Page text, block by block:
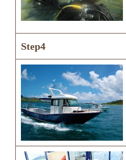
Step4